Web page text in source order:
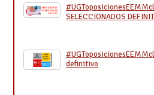
SELECCIONADOS
definitivo